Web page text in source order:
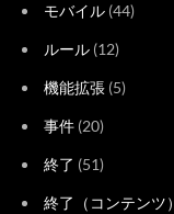
モバイル (44)
ルール (12)
機能拡張 (5)
事件 (20)
終了 (51)
終了（コンテンツ）